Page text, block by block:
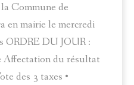
Commune de
en mairie le mercredi
ORDRE DU JOUR :
Affectation du résultat
des 3 taxes •